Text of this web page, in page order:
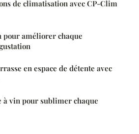
de climatisation avec CP-Clim
pour améliorer chaque
en espace de détente avec
vin pour sublimer chaque